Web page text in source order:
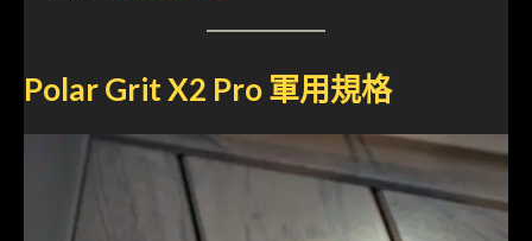
Polar Grit X2 Pro 軍用規格